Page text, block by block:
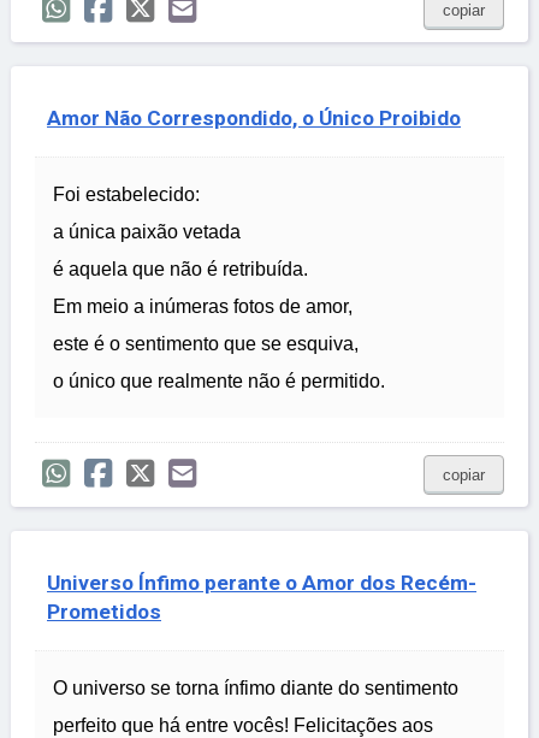
copiar
Amor Não Correspondido, o Único Proibido
Foi estabelecido:
a única paixão vetada
é aquela que não é retribuída.
Em meio a inúmeras fotos de amor,
este é o sentimento que se esquiva,
o único que realmente não é permitido.
copiar
Universo Ínfimo perante o Amor dos Recém-
Prometidos
O universo se torna ínfimo diante do sentimento
perfeito que há entre vocês! Felicitações aos